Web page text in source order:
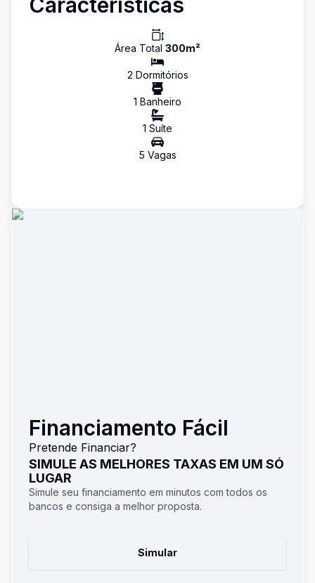
Área Total 300m²
2 Dormitórios
1 Banheiro
1 Suíte
5 Vagas
Financiamento Fácil
Pretende Financiar?
SIMULE AS MELHORES TAXAS EM UM SÓ
LUGAR
Simule seu financiamento em minutos com todos os
bancos e consiga a melhor proposta.
Simular